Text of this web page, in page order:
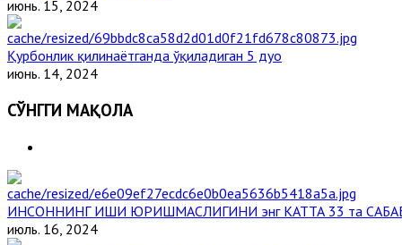
июнь. 15, 2024
Қурбонлик қилинаётганда ўқиладиган 5 дуо
июнь. 14, 2024
СЎНГГИ МАҚОЛА
ИНСОННИНГ ИШИ ЮРИШМАСЛИГИНИ энг КАТТА 33 та
июль. 16, 2024